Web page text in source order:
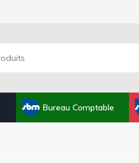
Bureau Comptable